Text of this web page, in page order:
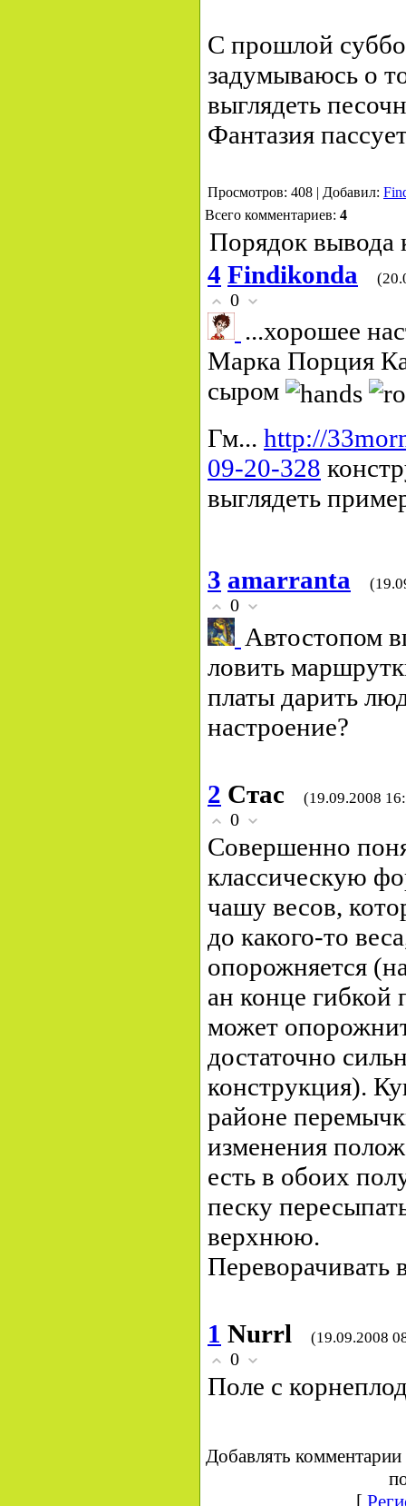
С прошлой
задумываюсь о
выглядеть
Фантазия
Просмотров: 408 | Добавил:
Всего комментариев: 4
Порядок вывода
4 Findikonda
0
...хорошее
Марка Порция
сыром
Гм... http://
09-20-328
выглядеть
3 amarranta
0
Автостопом
ловить
платы дарить
настроение?
2 Стас (19.09.2008
0
Совершенно
классическую
чашу весов,
до какого-то
опорожняется
ан конце гибкой
может
достаточно
конструкция).
районе
изменения
есть в обоих
песку
верхнюю.
Переворачивать
1 Nurrl (19.09.2008
0
Поле с
Добавлять комментарии
[